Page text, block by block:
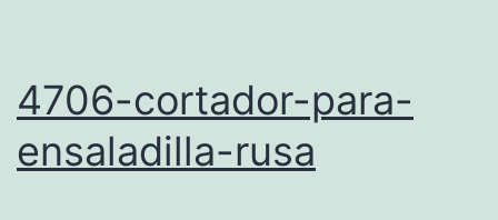
4706-cortador-para-
ensaladilla-rusa